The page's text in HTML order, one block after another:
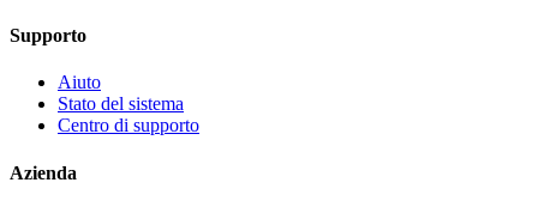
Supporto
Aiuto
Stato del sistema
Centro di supporto
Azienda